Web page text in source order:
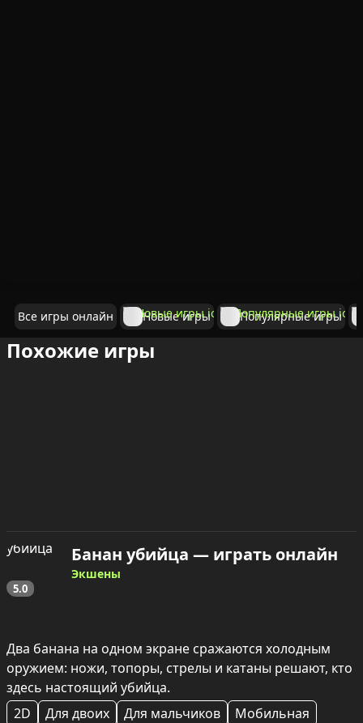
Все игры онлайн Новые игры Популярные игры
Похожие игры
5.0
Банан убийца — играть онлайн
Экшены
Два банана на одном экране сражаются холодным
оружием: ножи, топоры, стрелы и катаны решают, кто
здесь настоящий убийца.
2D
Для двоих Для мальчиков Мобильная